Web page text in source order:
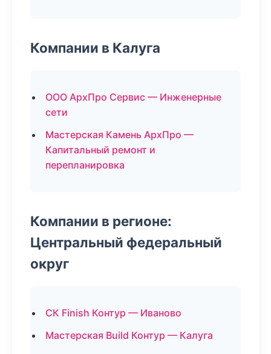
Компании в Калуга
ООО АрхПро Сервис — Инженерные
сети
Мастерская Камень АрхПро —
Капитальный ремонт и
перепланировка
Компании в регионе:
Центральный федеральный
округ
СК Finish Контур — Иваново
Мастерская Build Контур — Калуга